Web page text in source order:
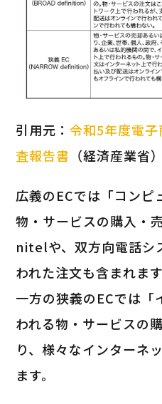
引用元：令和5年度電
査報告書 （経済産業省）
広義のECでは「コンピ
物・サービスの購入・
nitelや、双方向電話シ
われた注文も含まれます
一方の狭義のECでは「
われる物・サービスの
り、様々なインターネ
ます。